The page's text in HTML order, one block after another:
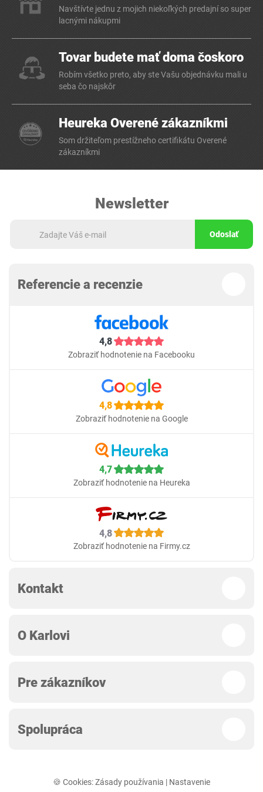
Navštívte jednu z mojich niekoľkých predajní so super
lacnými nákupmi
Tovar budete mať doma čoskoro
Robím všetko preto, aby ste Vašu objednávku mali u
seba čo najskôr
Heureka Overené zákazníkmi
Som držiteľom prestížneho certifikátu Overené
zákazníkmi
Newsletter
Odoslať
Referencie a recenzie
4,8
Zobraziť hodnotenie na Facebooku
4,8
Zobraziť hodnotenie na Google
4,7
Zobraziť hodnotenie na Heureka
4,8
Zobraziť hodnotenie na Firmy.cz
Kontakt
O Karlovi
Pre zákazníkov
Spolupráca
🍪 Cookies:Zásady používania | Nastavenie